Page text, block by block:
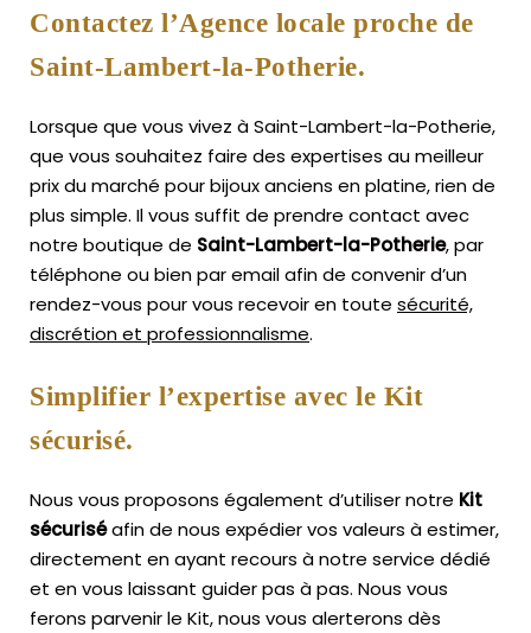
Contactez l’Agence locale proche de
Saint-Lambert-la-Potherie.
Lorsque que vous vivez à Saint-Lambert-la-Potherie,
que vous souhaitez faire des expertises au meilleur
prix du marché pour bijoux anciens en platine, rien de
plus simple. Il vous suffit de prendre contact avec
notre boutique de Saint-Lambert-la-Potherie, par
téléphone ou bien par email afin de convenir d’un
rendez-vous pour vous recevoir en toute sécurité,
discrétion et professionnalisme.
Simplifier l’expertise avec le Kit
sécurisé.
Nous vous proposons également d’utiliser notre Kit
sécuriséafin de nous expédier vos valeurs à estimer,
directement en ayant recours à notre service dédié
et en vous laissant guider pas à pas. Nous vous
ferons parvenir le Kit, nous vous alerterons dès